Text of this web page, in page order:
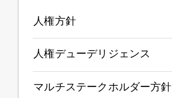
人権方針
人権デューデリジェンス
マルチステークホルダー方針